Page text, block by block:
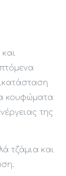
κουφώματα
της
τζάμια και